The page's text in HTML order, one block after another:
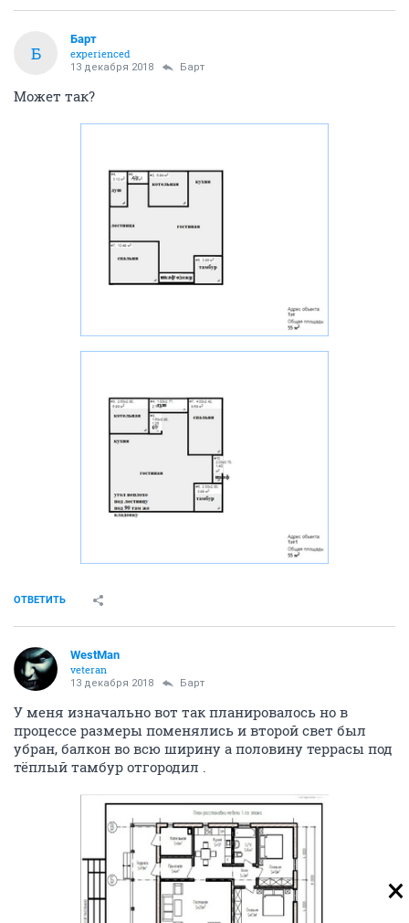
Б
Барт
experienced
13 декабря 2018 Барт
Может так?
ОТВЕТИТЬ
WestMan
veteran
13 декабря 2018 Барт
У меня изначально вот так планировалось но в
процессе размеры поменялись и второй свет был
убран, балкон во всю ширину а половину террасы под
тёплый тамбур отгородил .